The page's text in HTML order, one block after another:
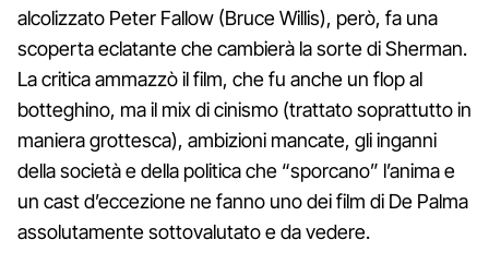
alcolizzato Peter Fallow (Bruce Willis), però, fa una
scoperta eclatante che cambierà la sorte di Sherman.
La critica ammazzò il film, che fu anche un flop al
botteghino, ma il mix di cinismo (trattato soprattutto in
maniera grottesca), ambizioni mancate, gli inganni
della società e della politica che “sporcano” l’anima e
un cast d’eccezione ne fanno uno dei film di De Palma
assolutamente sottovalutato e da vedere.